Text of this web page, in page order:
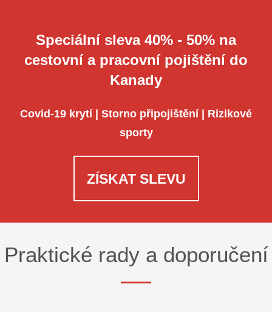
Speciální sleva 40% - 50% na
cestovní a pracovní pojištění do
Kanady
Covid-19 krytí
| Storno připojištění | Rizikové
sporty
ZÍSKAT SLEVU
Praktické rady a doporučení